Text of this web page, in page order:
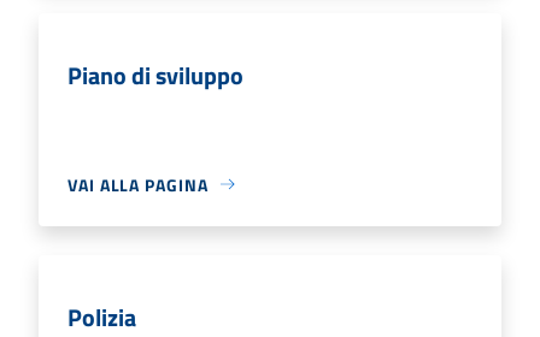
Piano di sviluppo
VAI ALLA PAGINA
Polizia